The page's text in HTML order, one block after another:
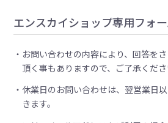
エンスカイショップ専用フォ
お問い合わせの内容により、回答を
頂く事もありますので、ご了承くださ
休業日のお問い合わせは、翌営業日
きます。